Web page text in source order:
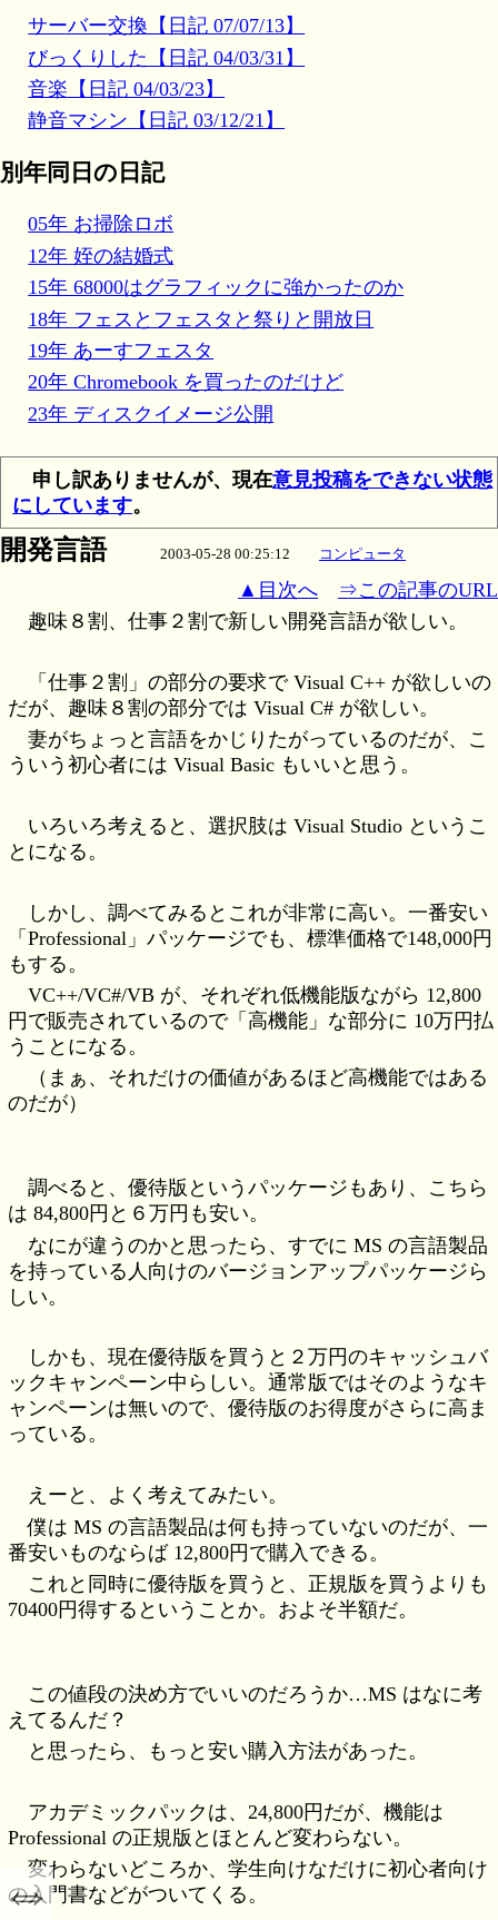
サーバー交換【日記 07/07/13】
びっくりした【日記 04/03/31】
音楽【日記 04/03/23】
静音マシン【日記 03/12/21】
別年同日の日記
05年 お掃除ロボ
12年 姪の結婚式
15年 68000はグラフィックに強かったのか
18年 フェスとフェスタと祭りと開放日
19年 あーすフェスタ
20年 Chromebook を買ったのだけど
23年 ディスクイメージ公開
申し訳ありませんが、現在意見投稿をできない状態
にしています。
開発言語 2003-05-28 00:25:12 コンピュータ
▲目次へ
⇒この記事のURL
趣味８割、仕事２割で新しい開発言語が欲しい。
「仕事２割」の部分の要求で Visual C++ が欲しいの
だが、趣味８割の部分では Visual C# が欲しい。
妻がちょっと言語をかじりたがっているのだが、こ
ういう初心者には Visual Basic もいいと思う。
いろいろ考えると、選択肢は Visual Studio というこ
とになる。
しかし、調べてみるとこれが非常に高い。一番安い
「Professional」パッケージでも、標準価格で148,000円
もする。
VC++/VC#/VB が、それぞれ低機能版ながら 12,800
円で販売されているので「高機能」な部分に 10万円払
うことになる。
（まぁ、それだけの価値があるほど高機能ではある
のだが）
調べると、優待版というパッケージもあり、こちら
は 84,800円と６万円も安い。
なにが違うのかと思ったら、すでに MS の言語製品
を持っている人向けのバージョンアップパッケージら
しい。
しかも、現在優待版を買うと２万円のキャッシュバ
ックキャンペーン中らしい。通常版ではそのようなキ
ャンペーンは無いので、優待版のお得度がさらに高ま
っている。
えーと、よく考えてみたい。
僕は MS の言語製品は何も持っていないのだが、一
番安いものならば 12,800円で購入できる。
これと同時に優待版を買うと、正規版を買うよりも
70400円得するということか。およそ半額だ。
この値段の決め方でいいのだろうか…MS はなに考
えてるんだ？
と思ったら、もっと安い購入方法があった。
アカデミックパックは、24,800円だが、機能は
Professional の正規版とほとんど変わらない。
変わらないどころか、学生向けなだけに初心者向け
の入門書などがついてくる。
⇔